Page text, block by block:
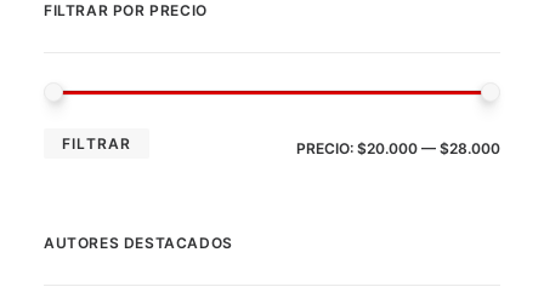
FILTRAR POR PRECIO
FILTRAR PRECIO: $20.000 — $28.000
AUTORES DESTACADOS